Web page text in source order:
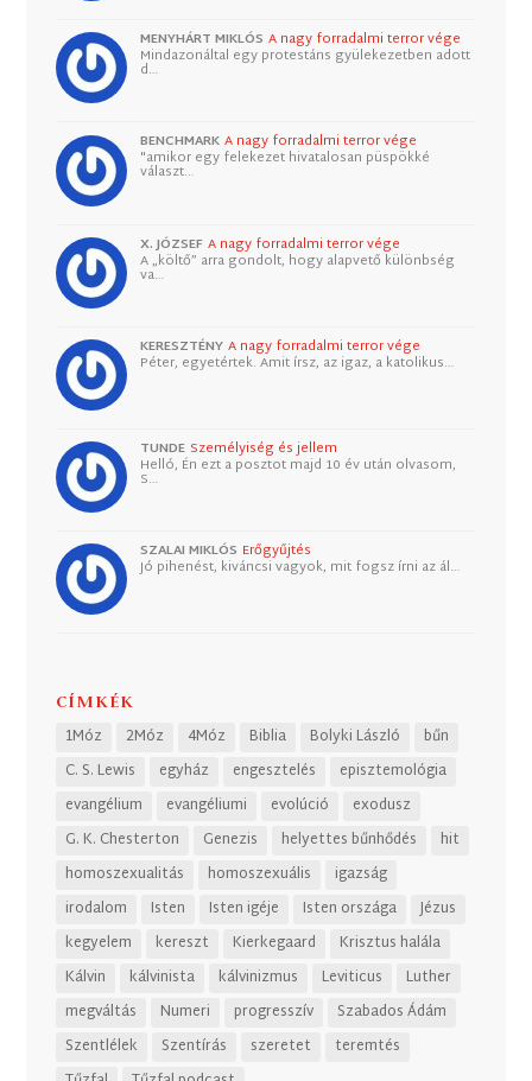
MENYHÁRT MIKLÓS A nagy forradalmi terror vége
Mindazonáltal egy protestáns gyülekezetben adott
d…
BENCHMARK A nagy forradalmi terror vége
"amikor egy felekezet hivatalosan püspökké
választ…
X. JÓZSEF A nagy forradalmi terror vége
A „költő” arra gondolt, hogy alapvető különbség
va…
KERESZTÉNY A nagy forradalmi terror vége
Péter, egyetértek. Amit írsz, az igaz, a katolikus…
TUNDE Személyiség és jellem
Helló, Én ezt a posztot majd 10 év után olvasom,
S…
SZALAI MIKLÓS Erőgyűjtés
Jó pihenést, kiváncsi vagyok, mit fogsz írni az ál…
CÍMKÉK
1Móz 2Móz 4Móz Biblia Bolyki László
bűn
C. S. Lewis
egyház engesztelés
episztemológia
evangélium
evangéliumi evolúció
exodusz
G. K. Chesterton
Genezis helyettes bűnhődés
hit
homoszexualitás
homoszexuális
igazság
irodalom
Isten Isten igéje Isten országa
Jézus
kegyelem
kereszt Kierkegaard
Krisztus halála
Kálvin
kálvinista kálvinizmus Leviticus
Luther
megváltás
Numeri progresszív
Szabados Ádám
Szentlélek
Szentírás szeretet
teremtés